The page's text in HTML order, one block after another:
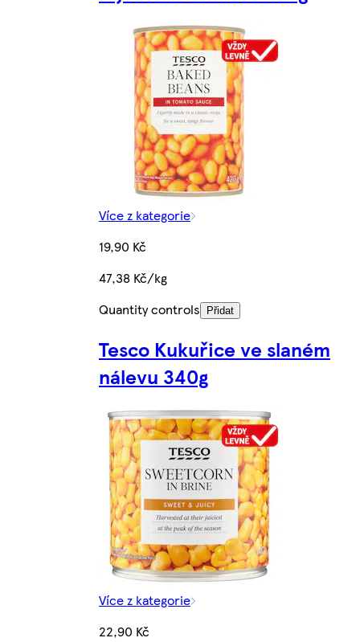
Více z kategorie
19,90 Kč
47,38 Kč/kg
Quantity controls
Přidat
Tesco Kukuřice ve slaném
nálevu 340g
Více z kategorie
22,90 Kč